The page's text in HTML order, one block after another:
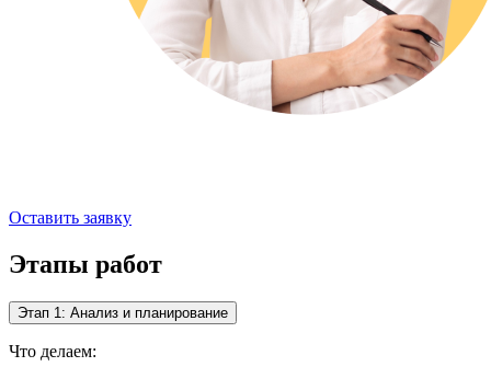
Оставить заявку
Этапы работ
Этап 1: Анализ и планирование
Что делаем: